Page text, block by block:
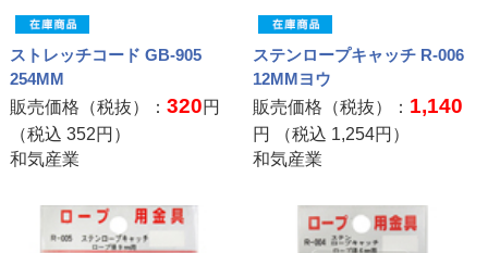
ストレッチコード GB-905
254MM
販売価格（税抜）： 320円
（税込 352円）
和気産業
ステンロープキャッチ R-006
12MMヨウ
販売価格（税抜）： 1,140
円 （税込 1,254円）
和気産業